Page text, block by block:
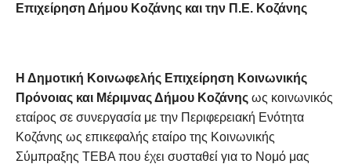
Επιχείρηση Δήμου Κοζάνης και την Π.Ε. Κοζάνης
Η Δημοτική Κοινωφελής Επιχείρηση Κοινωνικής
Πρόνοιας και Μέριμνας Δήμου Κοζάνης ως κοινωνικός
εταίρος σε συνεργασία με την Περιφερειακή Ενότητα
Κοζάνης ως επικεφαλής εταίρο της Κοινωνικής
Σύμπραξης ΤΕΒΑ που έχει συσταθεί για το Νομό μας